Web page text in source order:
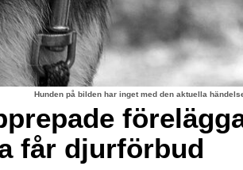
Hunden på bilden har inget med den aktuella
får djurförbud